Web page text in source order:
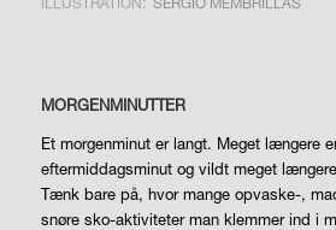
MORGENMINUTTER
Et morgenminut er langt. Meget længere
eftermiddagsminut og vildt meget
Tænk bare på, hvor mange opvaske-,
snøre sko-aktiviteter man klemmer ind i